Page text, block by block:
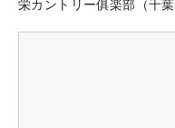
栄カントリー俱楽部（千葉